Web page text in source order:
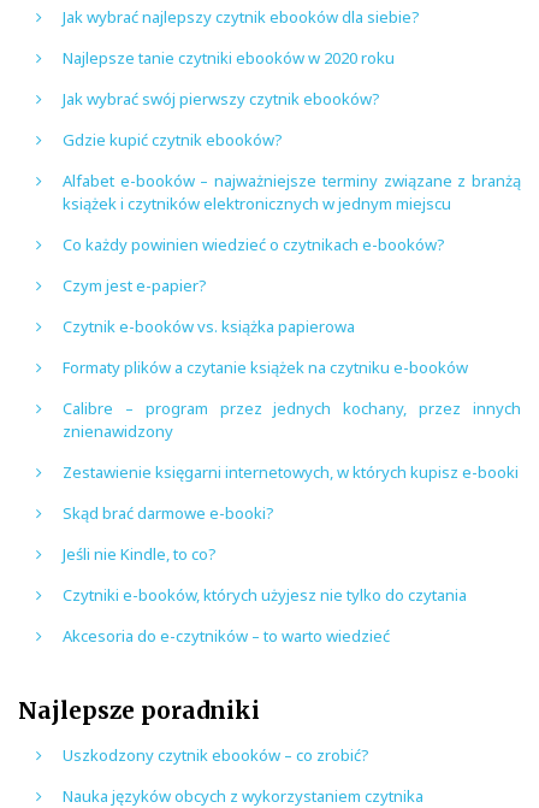
Jak wybrać najlepszy czytnik ebooków dla siebie?
Najlepsze tanie czytniki ebooków w 2020 roku
Jak wybrać swój pierwszy czytnik ebooków?
Gdzie kupić czytnik ebooków?
Alfabet e-booków – najważniejsze terminy związane z branżą
książek i czytników elektronicznych w jednym miejscu
Co każdy powinien wiedzieć o czytnikach e-booków?
Czym jest e-papier?
Czytnik e-booków vs. książka papierowa
Formaty plików a czytanie książek na czytniku e-booków
Calibre – program przez jednych kochany, przez innych
znienawidzony
Zestawienie księgarni internetowych, w których kupisz e-booki
Skąd brać darmowe e-booki?
Jeśli nie Kindle, to co?
Czytniki e-booków, których użyjesz nie tylko do czytania
Akcesoria do e-czytników – to warto wiedzieć
Najlepsze poradniki
Uszkodzony czytnik ebooków – co zrobić?
Nauka języków obcych z wykorzystaniem czytnika